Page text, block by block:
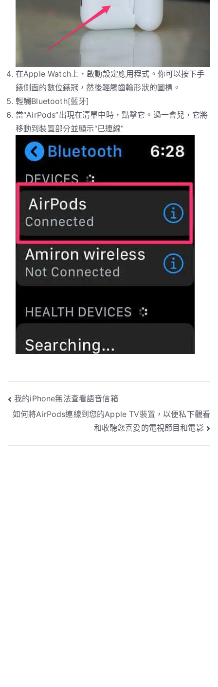
在Apple Watch上，啟動設定應用程式。你可以按下手
錶側面的數位錶冠，然後輕觸齒輪形狀的圖標。
輕觸Bluetooth[藍牙]
當“AirPods”出現在清單中時，點擊它。過一會兒，它將
移動到裝置部分並顯示“已連線”
文
章
導
我的iPhone無法查看語音信箱
如何將AirPods連線到您的Apple TV裝置，以便私下觀看
和收聽您喜愛的電視節目和電影